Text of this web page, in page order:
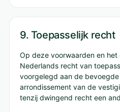
9. Toepasselijk recht
Op deze voorwaarden en het
Nederlands recht van
voorgelegd aan de
arrondissement van de
tenzij dwingend recht een